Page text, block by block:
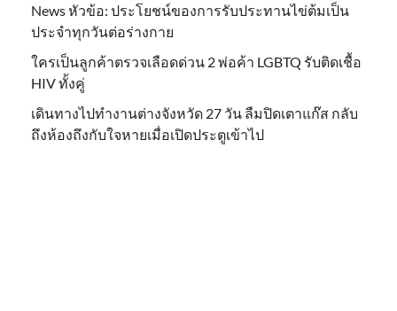
News หัวข้อ: ประโยชน์ของการรับประทานไข่ต้มเป็น
ประจำทุกวันต่อร่างกาย
ใครเป็นลูกค้าตรวจเลือดด่วน 2 พ่อค้า LGBTQ รับติดเชื้อ
HIV ทั้งคู่
เดินทางไปทำงานต่างจังหวัด 27 วัน ลืมปิดเตาแก๊ส กลับ
ถึงห้องถึงกับใจหายเมื่อเปิดประตูเข้าไป